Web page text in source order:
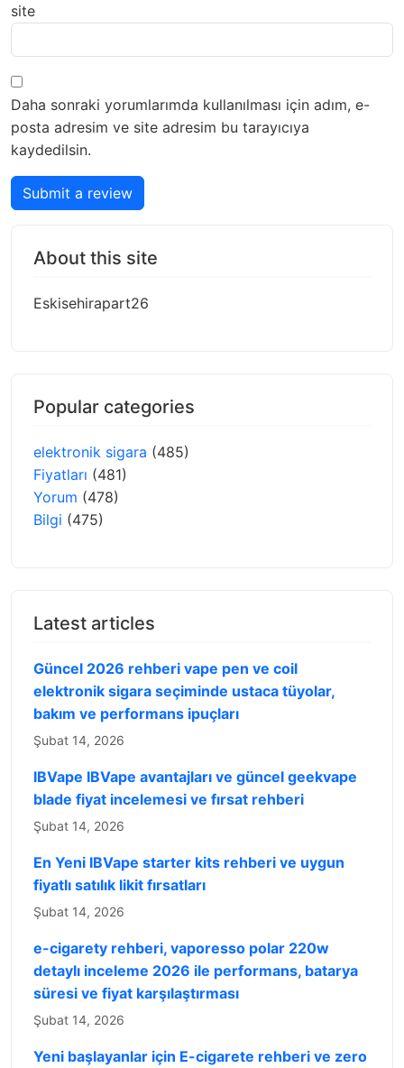
site
Daha sonraki yorumlarımda kullanılması için adım, e-
posta adresim ve site adresim bu tarayıcıya
kaydedilsin.
Submit a review
About this site
Eskisehirapart26
Popular categories
elektronik sigara (485)
Fiyatları (481)
Yorum (478)
Bilgi (475)
Latest articles
Güncel 2026 rehberi vape pen ve coil
elektronik sigara seçiminde ustaca tüyolar,
bakım ve performans ipuçları
Şubat 14, 2026
IBVape IBVape avantajları ve güncel geekvape
blade fiyat incelemesi ve fırsat rehberi
Şubat 14, 2026
En Yeni IBVape starter kits rehberi ve uygun
fiyatlı satılık likit fırsatları
Şubat 14, 2026
e-cigarety rehberi, vaporesso polar 220w
detaylı inceleme 2026 ile performans, batarya
süresi ve fiyat karşılaştırması
Şubat 14, 2026
Yeni başlayanlar için E-cigarete rehberi ve zero